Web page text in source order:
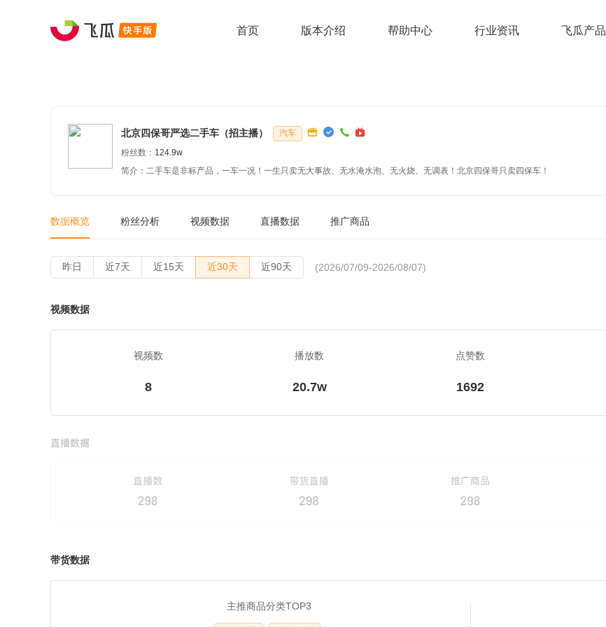
首页 版本介绍 帮助中心 行业资讯 飞瓜产品
北京四保哥严选二手车（招主播）
汽车
粉丝数： 124.9w
简介：二手车是非标产品，一车一况！一生只卖无大事故、无水淹水泡、无火烧、无调表！北京四保哥只卖四保车！
数据概览 粉丝分析 视频数据 直播数据 推广商品
昨日 近7天 近15天 近30天 近90天 (2026/07/09-2026/08/07)
视频数据
视频数
8
播放数
20.7w
点赞数
1692
带货数据
主推商品分类TOP3